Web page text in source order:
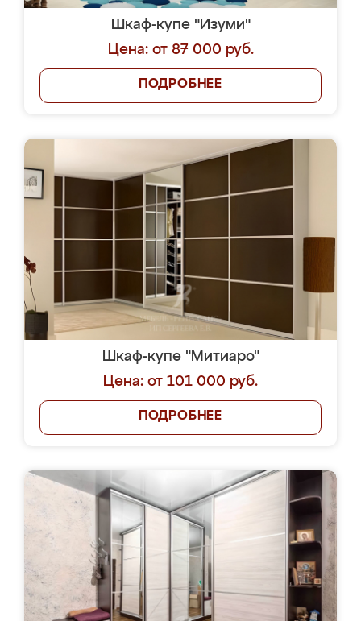
Шкаф-купе "Изуми"
Цена: от 87 000 руб.
ПОДРОБНЕЕ
Шкаф-купе "Митиаро"
Цена: от 101 000 руб.
ПОДРОБНЕЕ